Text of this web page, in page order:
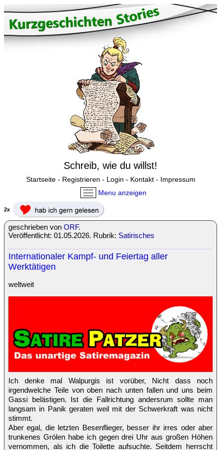
Schreib, wie du willst!
Startseite- Registrieren - Login - Kontakt- Impressum
Menu anzeigen
2x
geschrieben von ORF.
Veröffentlicht: 01.05.2026. Rubrik: Satirisches
Internationaler Kampf- und Feiertag aller
Werktätigen
weltweit
Ich denke mal Walpurgis ist vorüber, Nicht dass noch
irgendwelche Teile von oben nach unten fallen und uns beim
Gassi belästigen. Ist die Fallrichtung andersrum sollte man
langsam in Panik geraten weil mit der Schwerkraft was nicht
stimmt.
Aber egal, die letzten Besenflieger, besser ihr irres oder aber
trunkenes Grölen habe ich gegen drei Uhr aus großen Höhen
vernommen, als ich die Toilette aufsuchte. Seitdem herrscht